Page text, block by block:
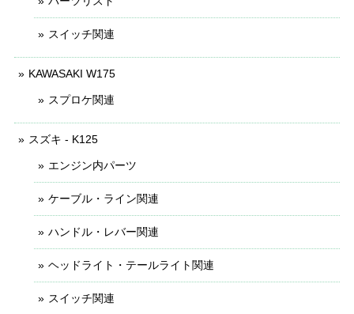
スイッチ関連
KAWASAKI W175
スプロケ関連
スズキ - K125
エンジン内パーツ
ケーブル・ライン関連
ハンドル・レバー関連
ヘッドライト・テールライト関連
スイッチ関連